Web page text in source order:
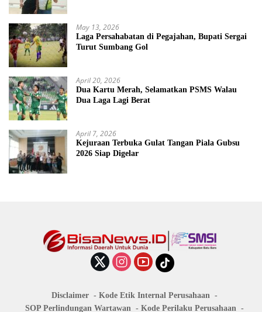
May 13, 2026
Laga Persahabatan di Pegajahan, Bupati Sergai
Turut Sumbang Gol
April 20, 2026
Dua Kartu Merah, Selamatkan PSMS Walau
Dua Laga Lagi Berat
April 7, 2026
Kejuraan Terbuka Gulat Tangan Piala Gubsu
2026 Siap Digelar
Disclaimer
Kode Etik Internal Perusahaan
SOP Perlindungan Wartawan
Kode Perilaku Perusahaan